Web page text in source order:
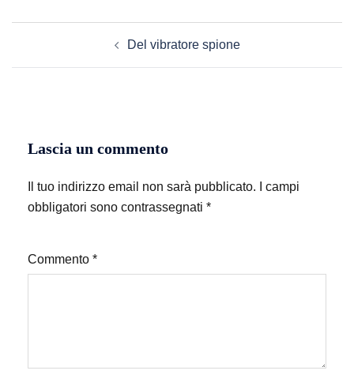
Del vibratore spione
Lascia un commento
Il tuo indirizzo email non sarà pubblicato.
I campi
obbligatori sono contrassegnati *
Commento *